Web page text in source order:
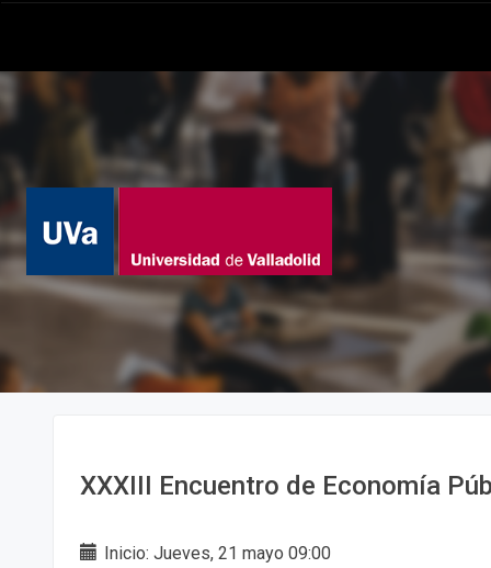
XXXIII Encuentro de Economía
Inicio: Jueves, 21 mayo 09:00